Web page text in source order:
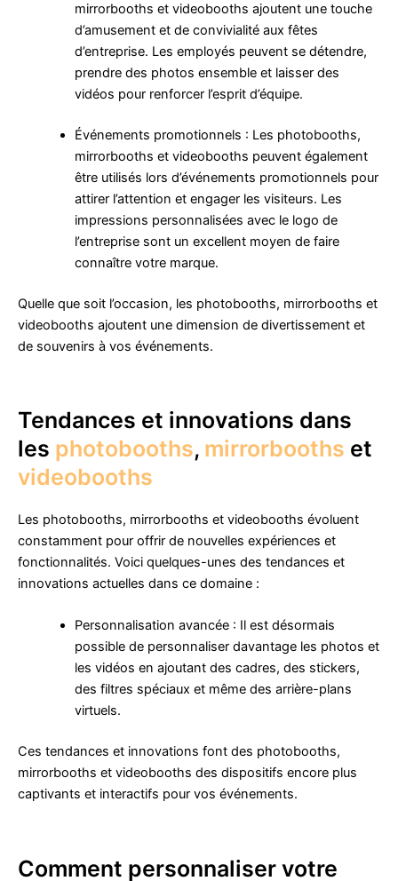
mirrorbooths et videobooths ajoutent une touche
d’amusement et de convivialité aux fêtes
d’entreprise. Les employés peuvent se détendre,
prendre des photos ensemble et laisser des
vidéos pour renforcer l’esprit d’équipe.
Événements promotionnels : Les photobooths,
mirrorbooths et videobooths peuvent également
être utilisés lors d’événements promotionnels pour
attirer l’attention et engager les visiteurs. Les
impressions personnalisées avec le logo de
l’entreprise sont un excellent moyen de faire
connaître votre marque.
Quelle que soit l’occasion, les photobooths, mirrorbooths et
videobooths ajoutent une dimension de divertissement et
de souvenirs à vos événements.
Tendances et innovations dans
les photobooths, mirrorbooths et
videobooths
Les photobooths, mirrorbooths et videobooths évoluent
constamment pour offrir de nouvelles expériences et
fonctionnalités. Voici quelques-unes des tendances et
innovations actuelles dans ce domaine :
Personnalisation avancée : Il est désormais
possible de personnaliser davantage les photos et
les vidéos en ajoutant des cadres, des stickers,
des filtres spéciaux et même des arrière-plans
virtuels.
Ces tendances et innovations font des photobooths,
mirrorbooths et videobooths des dispositifs encore plus
captivants et interactifs pour vos événements.
Comment personnaliser votre